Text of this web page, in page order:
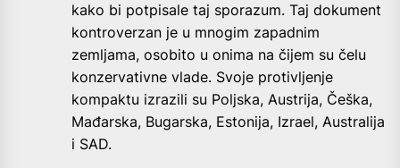
kako bi potpisale taj sporazum. Taj dokument
kontroverzan je u mnogim zapadnim
zemljama, osobito u onima na čijem su čelu
konzervativne vlade. Svoje protivljenje
kompaktu izrazili su Poljska, Austrija, Češka,
Mađarska, Bugarska, Estonija, Izrael, Australija
i SAD.